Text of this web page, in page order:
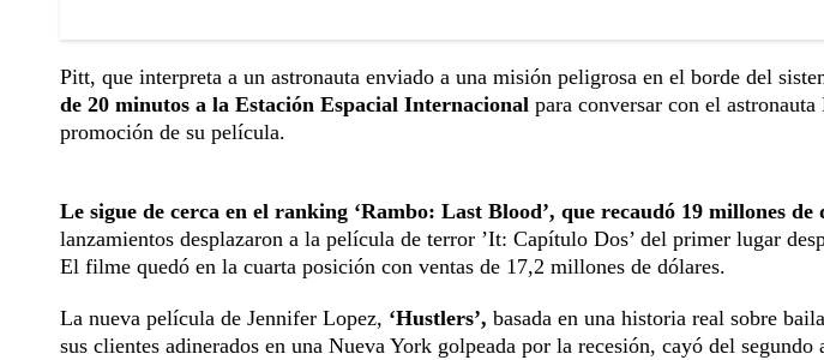
Pitt, que interpreta a un astronauta enviado a una misión peligrosa en el borde del
de 20 minutos a la Estación Espacial Internacional para conversar con el
promoción de su película.
Le sigue de cerca en el ranking ‘Rambo: Last Blood’, que recaudó 19 millones de
lanzamientos desplazaron a la película de terror ’It: Capítulo Dos’ del primer lugar
El filme quedó en la cuarta posición con ventas de 17,2 millones de dólares.
La nueva película de Jennifer Lopez, ‘Hustlers’, basada en una historia real sobre
sus clientes adinerados en una Nueva York golpeada por la recesión, cayó del